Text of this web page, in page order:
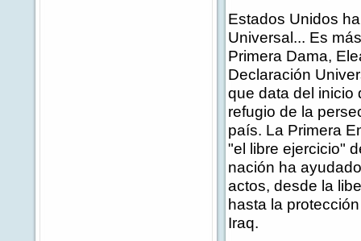
Estados Unidos
Universal... Es
Primera Dama,
Declaración
que data del inicio
refugio de la
país. La Primera
"el libre ejercicio"
nación ha
actos, desde la
hasta la
Iraq.